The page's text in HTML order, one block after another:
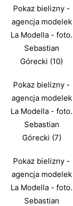
Pokaz bielizny -
agencja modelek
La Modella - foto.
Sebastian
Górecki (10)
Pokaz bielizny -
agencja modelek
La Modella - foto.
Sebastian
Górecki (7)
Pokaz bielizny -
agencja modelek
La Modella - foto.
Sebastian